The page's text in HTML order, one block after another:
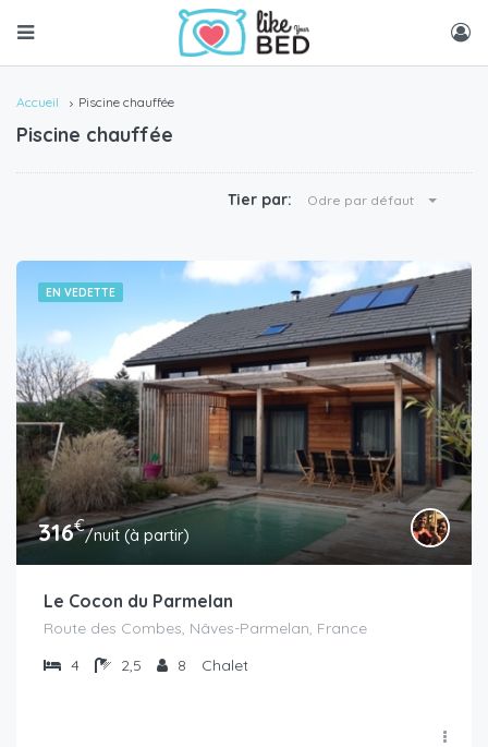
Accueil Piscine chauffée
Piscine chauffée
Tier par: Odre par défaut
EN VEDETTE
316€/nuit (à partir)
Le Cocon du Parmelan
Route des Combes, Nâves-Parmelan, France
4
2,5 8 Chalet